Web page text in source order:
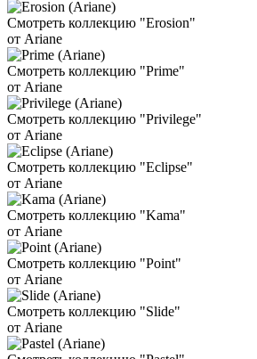
Смотреть коллекцию "Erosion"
от Ariane
Смотреть коллекцию "Prime"
от Ariane
Смотреть коллекцию "Privilege"
от Ariane
Смотреть коллекцию "Eclipse"
от Ariane
Смотреть коллекцию "Kama"
от Ariane
Смотреть коллекцию "Point"
от Ariane
Смотреть коллекцию "Slide"
от Ariane